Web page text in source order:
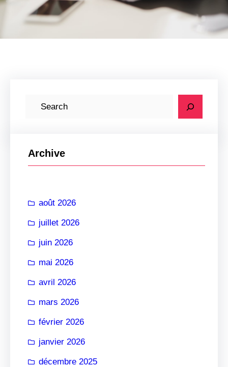
h
e
Archive
août 2026
juillet 2026
juin 2026
mai 2026
avril 2026
mars 2026
février 2026
janvier 2026
décembre 2025